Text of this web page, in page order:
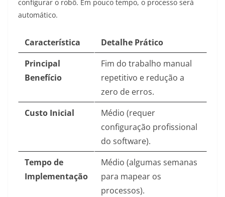
configurar o robô. Em pouco tempo, o processo será
automático.
Característica
Detalhe Prático
Principal
Benefício
Fim do trabalho manual
repetitivo e redução a
zero de erros.
Custo Inicial
Médio (requer
configuração profissional
do software).
Tempo de
Implementação
Médio (algumas semanas
para mapear os
processos).